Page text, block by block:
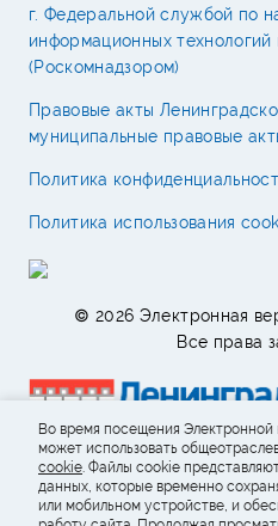
г. Федеральной службой по
информационных
(Роскомнадзором)
Правовые акты
муниципальные правовые
Политика
Политика использования
© 2026 Электронная
Все права
Во время посещения
может использовать
cookie. Файлы cookie
данных, которые временно
или мобильном устройстве, и